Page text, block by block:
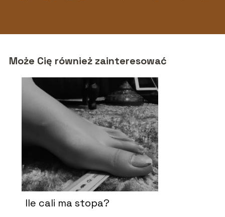
Może Cię również zainteresować
Ile cali ma stopa?